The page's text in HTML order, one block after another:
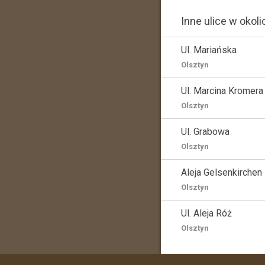
Inne ulice w
Ul. Mariańska
Olsztyn
Ul. Marcina Kromera
Olsztyn
Ul. Grabowa
Olsztyn
Aleja Gelsenkirchen
Olsztyn
Ul. Aleja Róż
Olsztyn